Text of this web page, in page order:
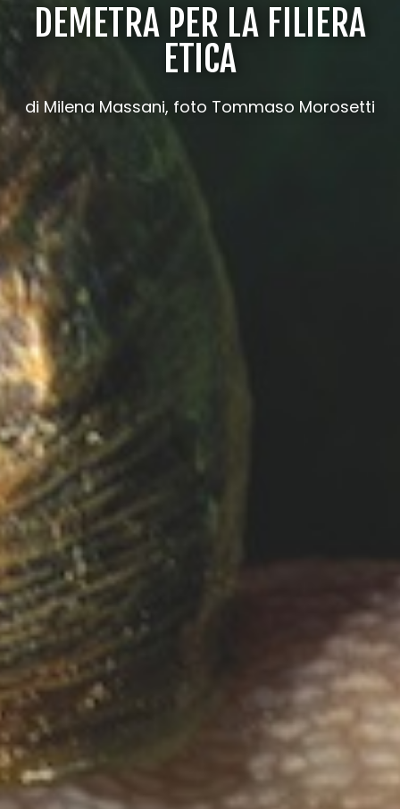
DEMETRA PER LA FILIERA
ETICA
di Milena Massani, foto Tommaso Morosetti